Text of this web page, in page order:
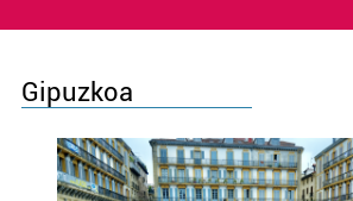
Gipuzkoa